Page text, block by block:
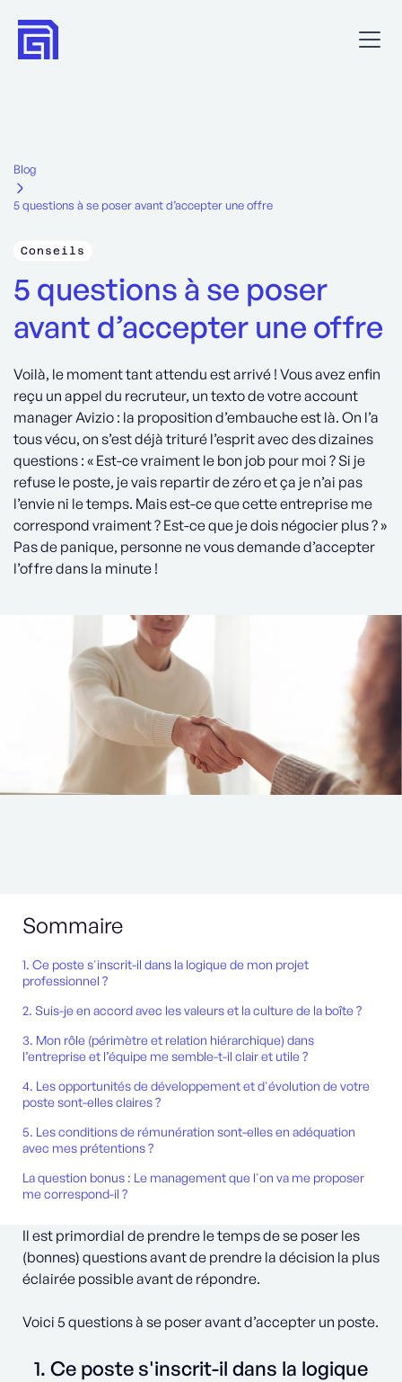
Blog
5 questions à se poser avant d’accepter une offre
Conseils
5 questions à se poser
avant d’accepter une offre
Voilà, le moment tant attendu est arrivé ! Vous avez enfin
reçu un appel du recruteur, un texto de votre account
manager Avizio : la proposition d’embauche est là. On l’a
tous vécu, on s’est déjà trituré l’esprit avec des dizaines
questions : « Est-ce vraiment le bon job pour moi ? Si je
refuse le poste, je vais repartir de zéro et ça je n’ai pas
l’envie ni le temps. Mais est-ce que cette entreprise me
correspond vraiment ? Est-ce que je dois négocier plus ? »
Pas de panique, personne ne vous demande d’accepter
l’offre dans la minute !
Sommaire
1. Ce poste s'inscrit-il dans la logique de mon projet
professionnel ?
2. Suis-je en accord avec les valeurs et la culture de la boîte ?
3. Mon rôle (périmètre et relation hiérarchique) dans
l’entreprise et l’équipe me semble-t-il clair et utile ?
4. Les opportunités de développement et d'évolution de votre
poste sont-elles claires ?
5. Les conditions de rémunération sont-elles en adéquation
avec mes prétentions ?
La question bonus : Le management que l'on va me proposer
me correspond-il ?
Il est primordial de prendre le temps de se poser les
(bonnes) questions avant de prendre la décision la plus
éclairée possible avant de répondre.
Voici 5 questions à se poser avant d’accepter un poste.
1. Ce poste s'inscrit-il dans la logique